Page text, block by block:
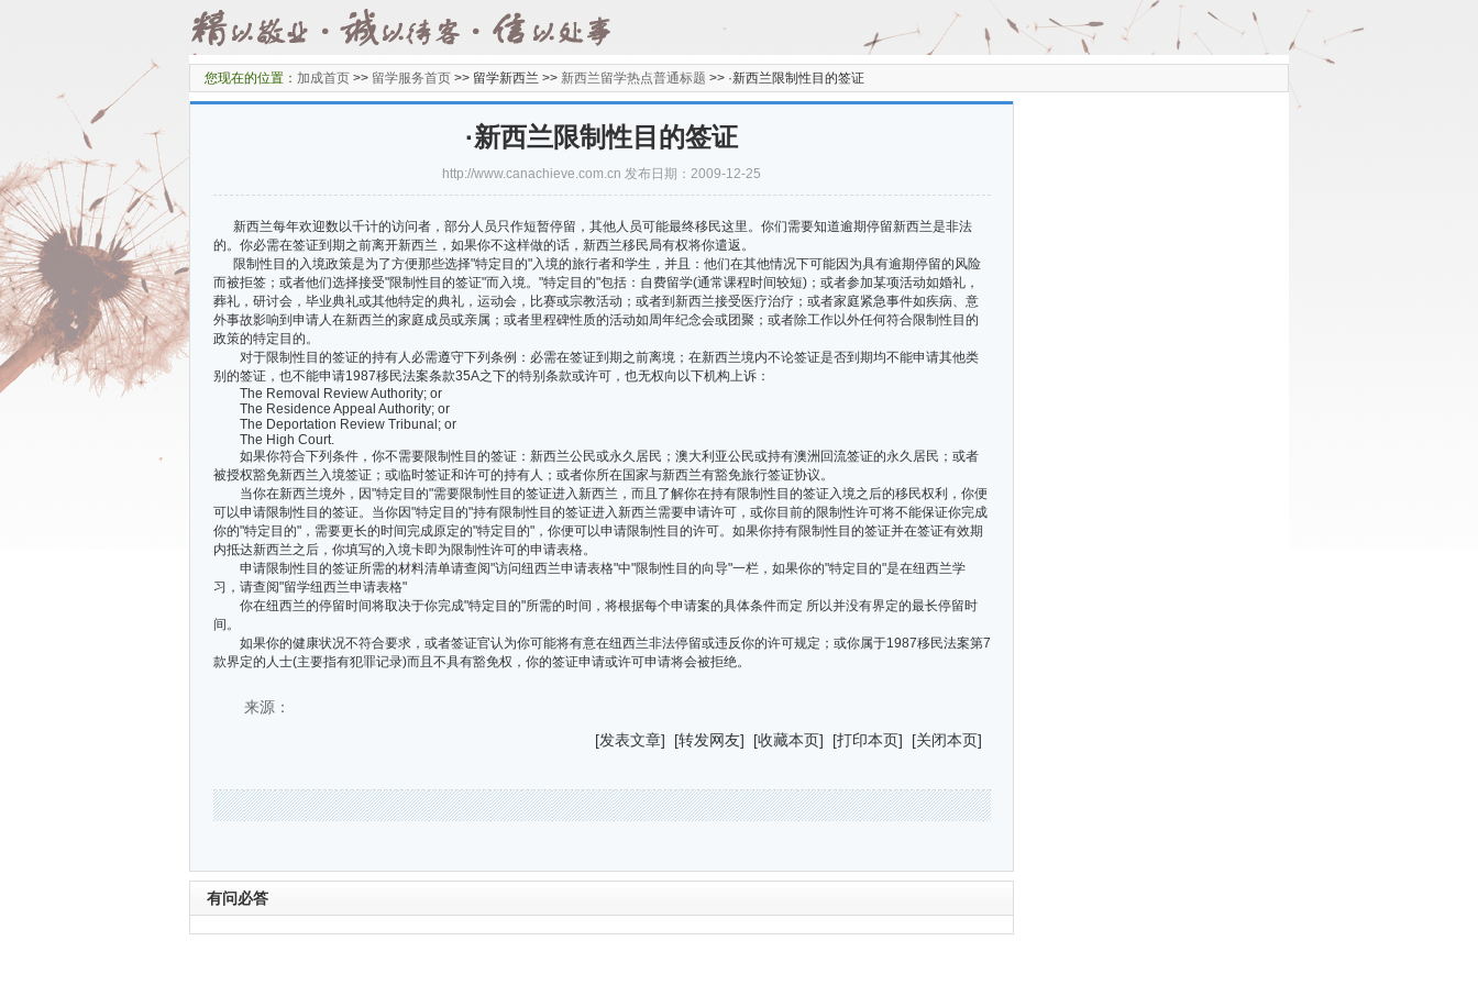
您现在的位置： 加成首页 >> 留学服务首页 >> 留学新西兰 >> 新西兰留学热点普通标题 >> ·新西兰限制性目的签证
·新西兰限制性目的签证
http://www.canachieve.com.cn 发布日期：2009-12-25
新西兰每年欢迎数以千计的访问者，部分人员只作短暂停留，其他人员可能最终移民这里。你们需要知道逾期停留新西兰是非法
的。你必需在签证到期之前离开新西兰，如果你不这样做的话，新西兰移民局有权将你遣返。
限制性目的入境政策是为了方便那些选择"特定目的"入境的旅行者和学生，并且：他们在其他情况下可能因为具有逾期停留的风险
而被拒签；或者他们选择接受"限制性目的签证"而入境。"特定目的"包括：自费留学(通常课程时间较短)；或者参加某项活动如婚礼，
葬礼，研讨会，毕业典礼或其他特定的典礼，运动会，比赛或宗教活动；或者到新西兰接受医疗治疗；或者家庭紧急事件如疾病、意
外事故影响到申请人在新西兰的家庭成员或亲属；或者里程碑性质的活动如周年纪念会或团聚；或者除工作以外任何符合限制性目的
政策的特定目的。
对于限制性目的签证的持有人必需遵守下列条例：必需在签证到期之前离境；在新西兰境内不论签证是否到期均不能申请其他类
别的签证，也不能申请1987移民法案条款35A之下的特别条款或许可，也无权向以下机构上诉：
The Removal Review Authority; or
The Residence Appeal Authority; or
The Deportation Review Tribunal; or
The High Court.
如果你符合下列条件，你不需要限制性目的签证：新西兰公民或永久居民；澳大利亚公民或持有澳洲回流签证的永久居民；或者
被授权豁免新西兰入境签证；或临时签证和许可的持有人；或者你所在国家与新西兰有豁免旅行签证协议。
当你在新西兰境外，因"特定目的"需要限制性目的签证进入新西兰，而且了解你在持有限制性目的签证入境之后的移民权利，你便
可以申请限制性目的签证。当你因"特定目的"持有限制性目的签证进入新西兰需要申请许可，或你目前的限制性许可将不能保证你完成
你的"特定目的"，需要更长的时间完成原定的"特定目的"，你便可以申请限制性目的许可。如果你持有限制性目的签证并在签证有效期
内抵达新西兰之后，你填写的入境卡即为限制性许可的申请表格。
申请限制性目的签证所需的材料清单请查阅"访问纽西兰申请表格"中"限制性目的向导"一栏，如果你的"特定目的"是在纽西兰学
习，请查阅"留学纽西兰申请表格"
你在纽西兰的停留时间将取决于你完成"特定目的"所需的时间，将根据每个申请案的具体条件而定 所以并没有界定的最长停留时
间。
如果你的健康状况不符合要求，或者签证官认为你可能将有意在纽西兰非法停留或违反你的许可规定；或你属于1987移民法案第7
款界定的人士(主要指有犯罪记录)而且不具有豁免权，你的签证申请或许可申请将会被拒绝。
来源：
[发表文章] [转发网友] [收藏本页] [打印本页] [关闭本页]
有问必答